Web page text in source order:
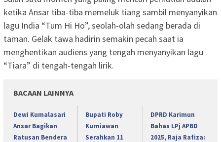
ketika Ansar tiba-tiba memeluk tiang sambil menyanyikan
lagu India “Tum Hi Ho”, seolah-olah sedang berada di
taman. Gelak tawa hadirin semakin pecah saat ia
menghentikan audiens yang tengah menyanyikan lagu
“Tiara” di tengah-tengah lirik.
BACAAN LAINNYA
Dewi Kumalasari
Ansar Bagikan
Ratusan Bendera
Bupati Roby
Kurniawan
Serahkan 11
DPRD Karimun
Bahas LPj APBD
2025, Raja Rafiza: